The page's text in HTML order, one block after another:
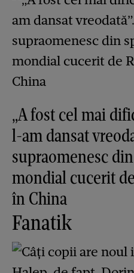
„A fost cel mai
l-am dansat
supraomenesc
mondial cucerit
în China
Fanatik